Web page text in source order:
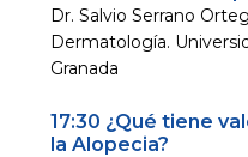
Dr. Salvio Serrano
Dermatología.
Granada
17:30 ¿Qué tiene
la Alopecia?